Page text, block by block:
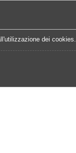
dei cookies.